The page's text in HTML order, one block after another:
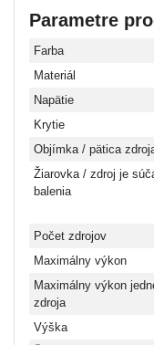
Parametre
Farba
Materiál
Napätie
Krytie
Objímka / pätica
Žiarovka / zdroj je
balenia
Počet zdrojov
Maximálny výkon
Maximálny výkon
zdroja
Výška